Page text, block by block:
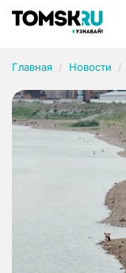
Главная Новости